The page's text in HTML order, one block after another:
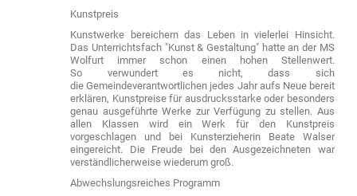
Kunstpreis
Kunstwerke bereichern das Leben in vielerlei Hinsicht.
Das Unterrichtsfach "Kunst & Gestaltung" hatte an der MS
Wolfurt immer schon einen hohen Stellenwert.
So verwundert es nicht, dass sich
die Gemeindeverantwortlichen jedes Jahr aufs Neue bereit
erklären, Kunstpreise für ausdrucksstarke oder besonders
genau ausgeführte Werke zur Verfügung zu stellen. Aus
allen Klassen wird ein Werk für den Kunstpreis
vorgeschlagen und bei Kunsterzieherin Beate Walser
eingereicht. Die Freude bei den Ausgezeichneten war
verständlicherweise wiederum groß.
Abwechslungsreiches Programm